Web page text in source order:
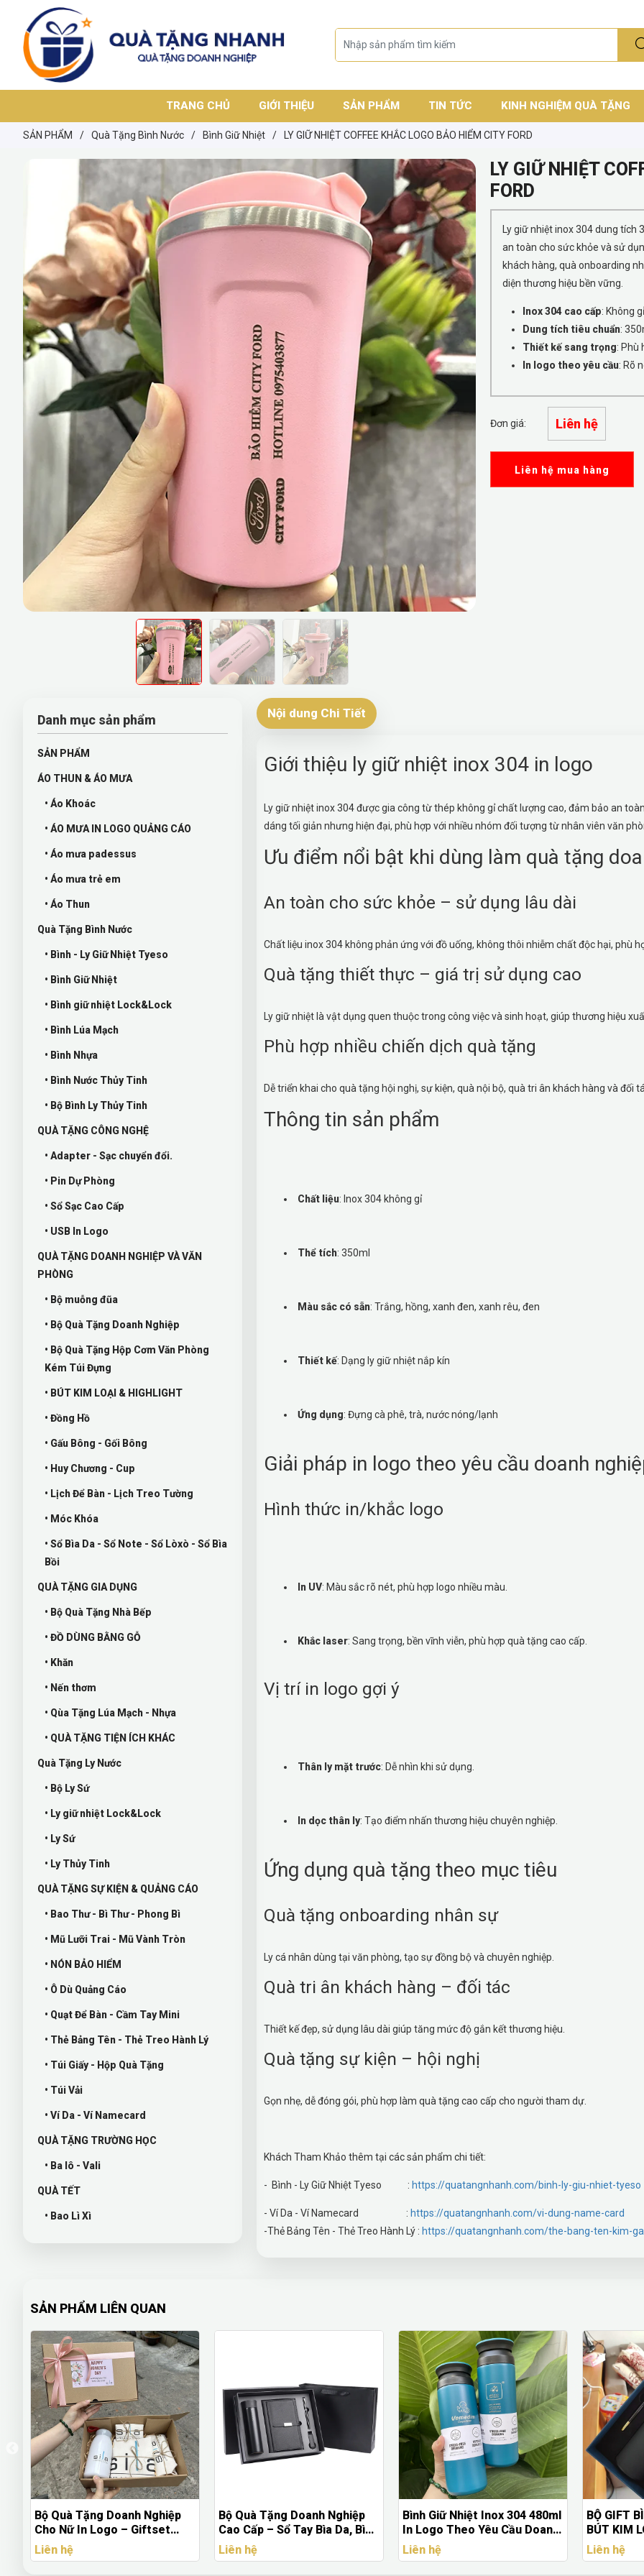
TRANG CHỦ GIỚI THIỆU SẢN PHẨM TIN TỨC KINH NGHIỆM QUÀ TẶNG
SẢN PHẨM / Quà Tặng Bình Nước / Bình Giữ Nhiệt / LY GIỮ NHIỆT COFFEE KHẮC LOGO BẢO HIỂM CITY FORD
LY GIỮ NHIỆT
FORD
Ly giữ nhiệt inox 304 dung tích
an toàn cho sức khỏe và sử
khách hàng, quà onboarding
diện thương hiệu bền vững.
Inox 304 cao cấp: Không
Dung tích tiêu chuẩn:
Thiết kế sang trọng: Phù
In logo theo yêu cầu: Rõ
Đơn giá: Liên hệ
Liên hệ mua hàng
Danh mục sản phẩm
SẢN PHẨM
ÁO THUN & ÁO MƯA
• Áo Khoác
• ÁO MƯA IN LOGO QUẢNG CÁO
• Áo mưa padessus
• Áo mưa trẻ em
• Áo Thun
Quà Tặng Bình Nước
• Bình - Ly Giữ Nhiệt Tyeso
• Bình Giữ Nhiệt
• Bình giữ nhiệt Lock&Lock
• Bình Lúa Mạch
• Bình Nhựa
• Bình Nước Thủy Tinh
• Bộ Bình Ly Thủy Tinh
QUÀ TẶNG CÔNG NGHỆ
• Adapter - Sạc chuyển đổi.
• Pin Dự Phòng
• Sổ Sạc Cao Cấp
• USB In Logo
QUÀ TẶNG DOANH NGHIỆP VÀ VĂN
PHÒNG
• Bộ muỗng đũa
• Bộ Quà Tặng Doanh Nghiệp
• Bộ Quà Tặng Hộp Cơm Văn Phòng
Kém Túi Đựng
• BÚT KIM LOẠI & HIGHLIGHT
• Đồng Hồ
• Gấu Bông - Gối Bông
• Huy Chương - Cup
• Lịch Để Bàn - Lịch Treo Tường
• Móc Khóa
• Sổ Bìa Da - Sổ Note - Sổ Lòxò - Sổ Bìa
Bồi
QUÀ TẶNG GIA DỤNG
• Bộ Quà Tặng Nhà Bếp
• ĐỒ DÙNG BẰNG GỖ
• Khăn
• Nến thơm
• Qùa Tặng Lúa Mạch - Nhựa
• QUÀ TẶNG TIỆN ÍCH KHÁC
Quà Tặng Ly Nước
• Bộ Ly Sứ
• Ly giữ nhiệt Lock&Lock
• Ly Sứ
• Ly Thủy Tinh
QUÀ TẶNG SỰ KIỆN & QUẢNG CÁO
• Bao Thư - Bì Thư - Phong Bì
• Mũ Lưỡi Trai - Mũ Vành Tròn
• NÓN BẢO HIỂM
• Ô Dù Quảng Cáo
• Quạt Để Bàn - Cầm Tay Mini
• Thẻ Bảng Tên - Thẻ Treo Hành Lý
• Túi Giấy - Hộp Quà Tặng
• Túi Vải
• Ví Da - Ví Namecard
QUÀ TẶNG TRƯỜNG HỌC
• Ba lô - Vali
QUÀ TẾT
• Bao Lì Xì
Nội dung Chi Tiết
Giới thiệu ly giữ nhiệt inox 304 in logo
Ly giữ nhiệt inox 304 được gia công từ thép không gỉ chất lượng cao, đảm bảo an
dáng tối giản nhưng hiện đại, phù hợp với nhiều nhóm đối tượng từ nhân viên văn
Ưu điểm nổi bật khi dùng làm quà tặng
An toàn cho sức khỏe – sử dụng lâu dài
Chất liệu inox 304 không phản ứng với đồ uống, không thôi nhiễm chất độc hại, phù
Quà tặng thiết thực – giá trị sử dụng cao
Ly giữ nhiệt là vật dụng quen thuộc trong công việc và sinh hoạt, giúp thương hiệu
Phù hợp nhiều chiến dịch quà tặng
Dễ triển khai cho quà tặng hội nghị, sự kiện, quà nội bộ, quà tri ân khách hàng và đối
Thông tin sản phẩm
Chất liệu: Inox 304 không gỉ
Thể tích: 350ml
Màu sắc có sẵn: Trắng, hồng, xanh đen, xanh rêu, đen
Thiết kế: Dạng ly giữ nhiệt nắp kín
Ứng dụng: Đựng cà phê, trà, nước nóng/lạnh
Giải pháp in logo theo yêu cầu doanh
Hình thức in/khắc logo
In UV: Màu sắc rõ nét, phù hợp logo nhiều màu.
Khắc laser: Sang trọng, bền vĩnh viễn, phù hợp quà tặng cao cấp.
Vị trí in logo gợi ý
Thân ly mặt trước: Dễ nhìn khi sử dụng.
In dọc thân ly: Tạo điểm nhấn thương hiệu chuyên nghiệp.
Ứng dụng quà tặng theo mục tiêu
Quà tặng onboarding nhân sự
Ly cá nhân dùng tại văn phòng, tạo sự đồng bộ và chuyên nghiệp.
Quà tri ân khách hàng – đối tác
Thiết kế đẹp, sử dụng lâu dài giúp tăng mức độ gắn kết thương hiệu.
Quà tặng sự kiện – hội nghị
Gọn nhẹ, dễ đóng gói, phù hợp làm quà tặng cao cấp cho người tham dự.
Khách Tham Khảo thêm tại các sản phẩm chi tiết:
- Bình - Ly Giữ Nhiệt Tyeso : https://quatangnhanh.com/binh-ly-giu-nhiet-tyeso
- Ví Da - Ví Namecard : https://quatangnhanh.com/vi-dung-name-card
-Thẻ Bảng Tên - Thẻ Treo Hành Lý : https://quatangnhanh.com/the-bang-ten-kim-
SẢN PHẨM LIÊN QUAN
Bộ Quà Tặng Doanh Nghiệp
Cao Cấp – Sổ Tay Bìa Da, Bình
Giữ Nhiệt Lock&Lock, Bút Kim
Loại & Móc Khoá In Logo
Liên hệ
Bình Giữ Nhiệt Inox 304 480ml
In Logo Theo Yêu Cầu Doanh
Nghiệp – Giữ Nhiệt 6–8 Giờ
Liên hệ
BỘ GIFT BÌNH GIỮ NHIỆT KÈM
BÚT KIM LOẠI KHẮC LOGO
THEO YÊU CẦU
Liên hệ
Bộ Quà
20/11 In
– Giftset
Giáo Việt
Liên hệ